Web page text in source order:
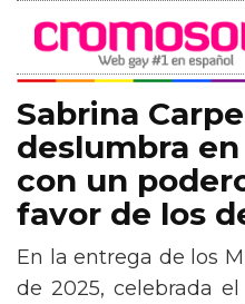
Sabrina
deslumbra en
con un
favor de los
En la entrega de los
de 2025, celebrada